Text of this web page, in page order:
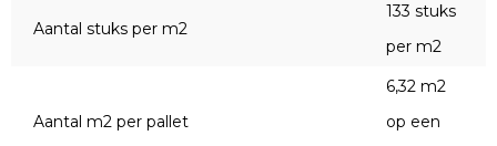
Aantal stuks per m2
133 stuks
per m2
Aantal m2 per pallet
6,32 m2
op een